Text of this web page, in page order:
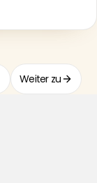
Weiter zu